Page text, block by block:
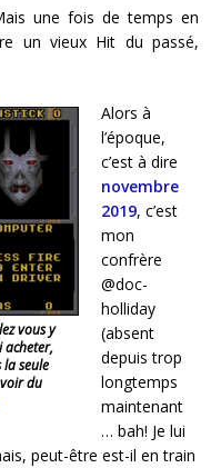
une fois de temps en
un vieux Hit du passé,
vous y
acheter,
la seule
du
Alors à
l’époque,
c’est à dire
novembre
2019, c’est
mon
confrère
@doc-
holliday
(absent
depuis trop
longtemps
maintenant
… bah! Je lui
peut-être est-il en train